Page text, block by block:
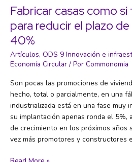
la
Mejor
Película
Animada:
‘Flow’,
la
sin
diálogos
desarrollada
con
Blender
Fabricar casas como
para reducir el plazo
40%
Artículos, ODS 9 Innovación e
Economía Circular / Por Commonomia
Son pocas las promociones de
hecho, total o parcialmente, en una
industrializada está en una fase muy
su implantación apenas ronda el 5%,
de crecimiento en los próximos años
vez más promotores y constructores